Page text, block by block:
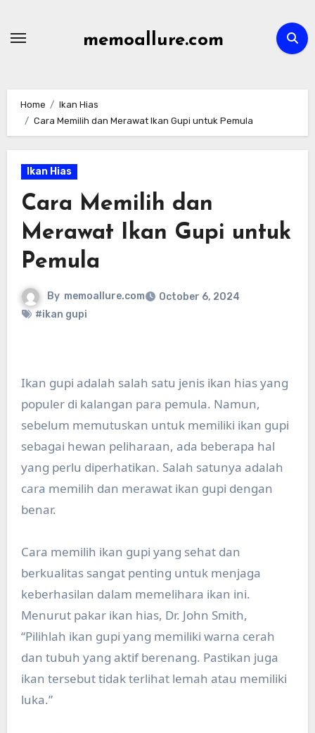
memoallure.com
Home
Ikan Hias
Cara Memilih dan Merawat Ikan Gupi untuk Pemula
Ikan Hias
Cara Memilih dan
Merawat Ikan Gupi untuk
Pemula
By memoallure.com
October 6, 2024
#ikan gupi
Ikan gupi adalah salah satu jenis ikan hias yang
populer di kalangan para pemula. Namun,
sebelum memutuskan untuk memiliki ikan gupi
sebagai hewan peliharaan, ada beberapa hal
yang perlu diperhatikan. Salah satunya adalah
cara memilih dan merawat ikan gupi dengan
benar.
Cara memilih ikan gupi yang sehat dan
berkualitas sangat penting untuk menjaga
keberhasilan dalam memelihara ikan ini.
Menurut pakar ikan hias, Dr. John Smith,
“Pilihlah ikan gupi yang memiliki warna cerah
dan tubuh yang aktif berenang. Pastikan juga
ikan tersebut tidak terlihat lemah atau memiliki
luka.”